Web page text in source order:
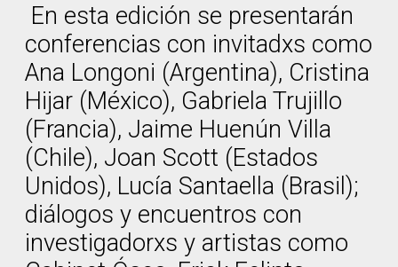
En esta edición se presentarán
conferencias con invitadxs como
Ana Longoni (Argentina), Cristina
Hijar (México), Gabriela Trujillo
(Francia), Jaime Huenún Villa
(Chile), Joan Scott (Estados
Unidos), Lucía Santaella (Brasil);
diálogos y encuentros con
investigadorxs y artistas como